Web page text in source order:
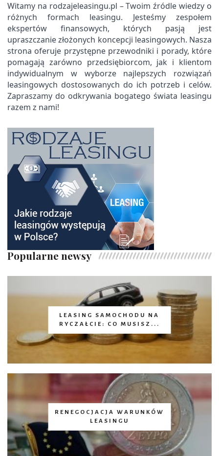
Witamy na rodzajeleasingu.pl – Twoim źródle wiedzy o
różnych formach leasingu. Jesteśmy zespołem
ekspertów finansowych, których pasją jest
upraszczanie złożonych koncepcji leasingowych. Nasza
strona oferuje przystępne przewodniki i porady, które
pomagają zarówno przedsiębiorcom, jak i klientom
indywidualnym w wyborze najlepszych rozwiązań
leasingowych dostosowanych do ich potrzeb i celów.
Zapraszamy do odkrywania bogatego świata leasingu
razem z nami!
Popularne newsy
LEASING SAMOCHODU NA
RYCZAŁCIE: CO MUSISZ...
RENEGOCJACJA WARUNKÓW
LEASINGU